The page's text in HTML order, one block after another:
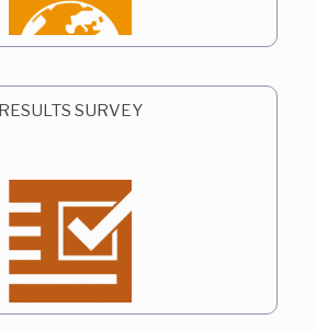
RESULTS SURVEY